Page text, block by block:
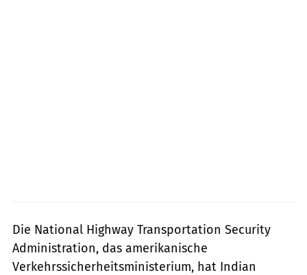
Die National Highway Transportation Security
Administration, das amerikanische
Verkehrssicherheitsministerium, hat Indian